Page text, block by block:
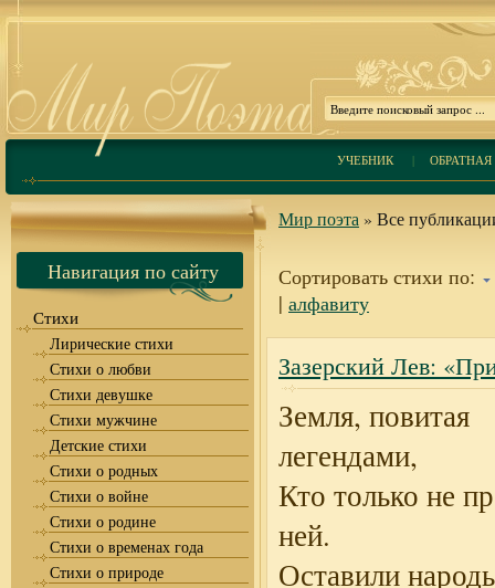
УЧЕБНИК| ОБРАТНАЯ
Навигация по сайту
Стихи
Лирические стихи
Стихи о любви
Стихи девушке
Стихи мужчине
Детские стихи
Стихи о родных
Стихи о войне
Стихи о родине
Стихи о временах года
Стихи о природе
Мир поэта » Все
Сортировать стихи по:
| алфавиту
Зазерский Лев:
Земля, повитая
легендами,
Кто только не
ней.
Оставили